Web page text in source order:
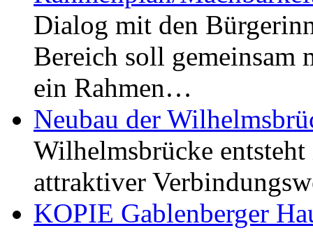
Dialog mit den
Bereich soll gemeinsam
ein Rahmen…
Neubau der
Wilhelmsbrücke
attraktiver
KOPIE Gablenberger